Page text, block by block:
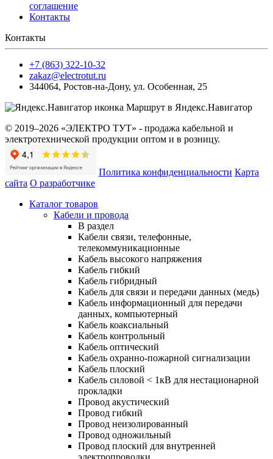
соглашение
Контакты
Контакты
+7 (863) 322-10-32
zakaz@electrotut.ru
344064, Ростов-на-Дону, ул. Особенная, 25
Маршрут в Яндекс.Навигатор
© 2019–2026 «ЭЛЕКТРО ТУТ» - продажа кабельной и
электротехнической продукции оптом и в розницу.
Политика конфиденциальности Карта
сайта О разработчике
Каталог товаров
Кабели и провода
В раздел
Кабели связи, телефонные,
телекоммуникационные
Кабель высокого напряжения
Кабель гибкий
Кабель гибридный
Кабель для связи и передачи данных (медь)
Кабель информационный для передачи
данных, компьютерный
Кабель коаксиальный
Кабель контрольный
Кабель оптический
Кабель охранно-пожарной сигнализации
Кабель плоский
Кабель силовой < 1кВ для нестационарной
прокладки
Провод акустический
Провод гибкий
Провод неизолированный
Провод одножильный
Провод плоский для внутренней
электропроводки